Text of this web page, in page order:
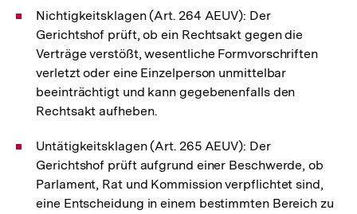
Nichtigkeitsklagen (Art. 264 AEUV): Der
Gerichtshof prüft, ob ein Rechtsakt gegen die
Verträge verstößt, wesentliche Formvorschriften
verletzt oder eine Einzelperson unmittelbar
beeinträchtigt und kann gegebenenfalls den
Rechtsakt aufheben.
Untätigkeitsklagen (Art. 265 AEUV): Der
Gerichtshof prüft aufgrund einer Beschwerde, ob
Parlament, Rat und Kommission verpflichtet sind,
eine Entscheidung in einem bestimmten Bereich zu